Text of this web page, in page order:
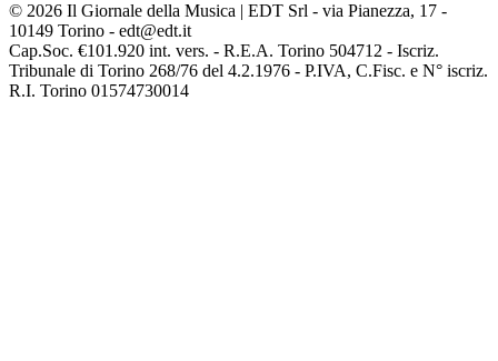
© 2026 Il Giornale della Musica | EDT Srl - via Pianezza, 17 -
10149 Torino - edt@edt.it
Cap.Soc. €101.920 int. vers. - R.E.A. Torino 504712 - Iscriz.
Tribunale di Torino 268/76 del 4.2.1976 - P.IVA, C.Fisc. e N° iscriz.
R.I. Torino 01574730014